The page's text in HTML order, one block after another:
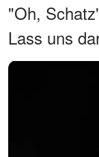
"Oh,
Lass uns